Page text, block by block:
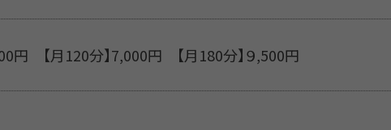
円 【月120分】7,000円 【月180分】９,500円